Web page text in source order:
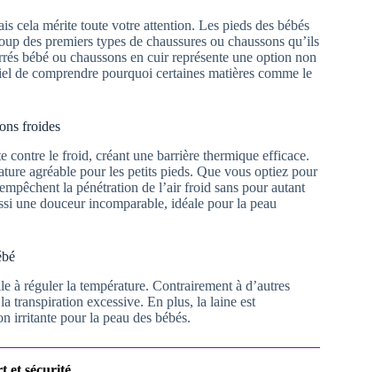
cela mérite toute votre attention. Les pieds des bébés
des premiers types de chaussures ou chaussons qu’ils
bébé ou chaussons en cuir représente une option non
de comprendre pourquoi certaines matières comme le
froides
contre le froid, créant une barrière thermique efficace.
agréable pour les petits pieds. Que vous optiez pour
la pénétration de l’air froid sans pour autant
une douceur incomparable, idéale pour la peau
à réguler la température. Contrairement à d’autres
transpiration excessive. En plus, la laine est
irritante pour la peau des bébés.